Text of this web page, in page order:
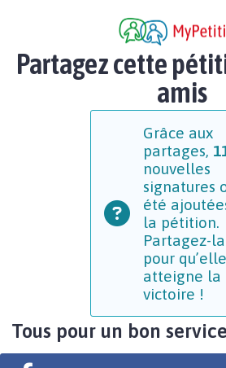
Partagez cette
amis
Grâce aux
partages,
nouvelles
signatures
été
la pétition.
Partagez-la
pour qu’elle
atteigne la
victoire !
Tous pour un bon